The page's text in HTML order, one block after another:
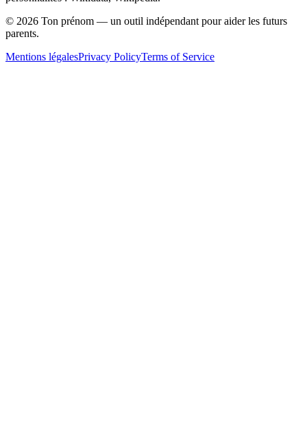
© 2026 Ton prénom — un outil indépendant pour aider les futurs
parents.
Mentions légalesPrivacy PolicyTerms of Service